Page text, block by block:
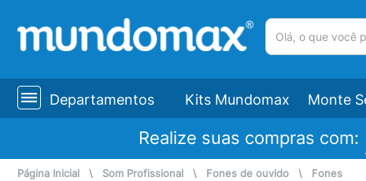
Departamentos Kits Mundomax Monte
Realize suas compras com:
Página Inicial \ Som Profissional \ Fones de ouvido \ Fones